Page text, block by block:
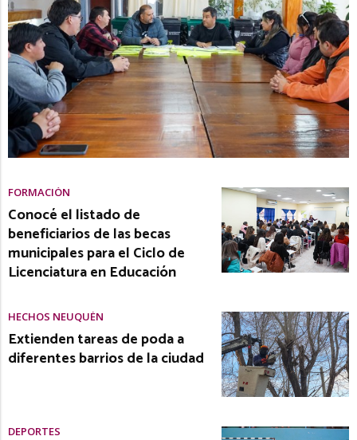
FORMACIÓN
Conocé el listado de
beneficiarios de las becas
municipales para el Ciclo de
Licenciatura en Educación
HECHOS NEUQUÉN
Extienden tareas de poda a
diferentes barrios de la ciudad
DEPORTES